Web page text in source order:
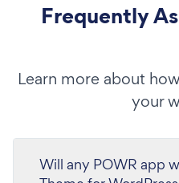
Frequently
Learn more about
your
Will any POWR app